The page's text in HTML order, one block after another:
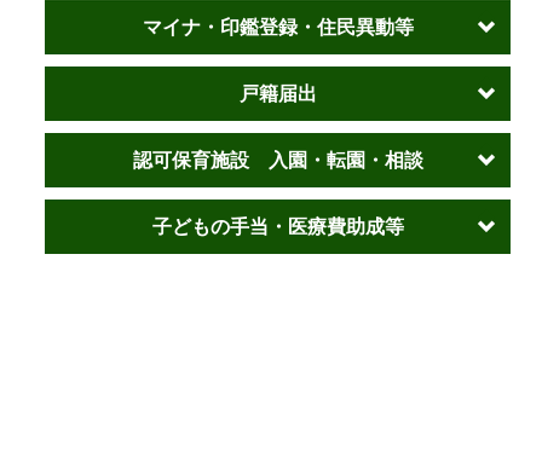
混雑予想カレンダーマイナ・印鑑登録・住民異動等
戸籍届出
認可保育施設 入園・転園・相談
子どもの手当・医療費助成等